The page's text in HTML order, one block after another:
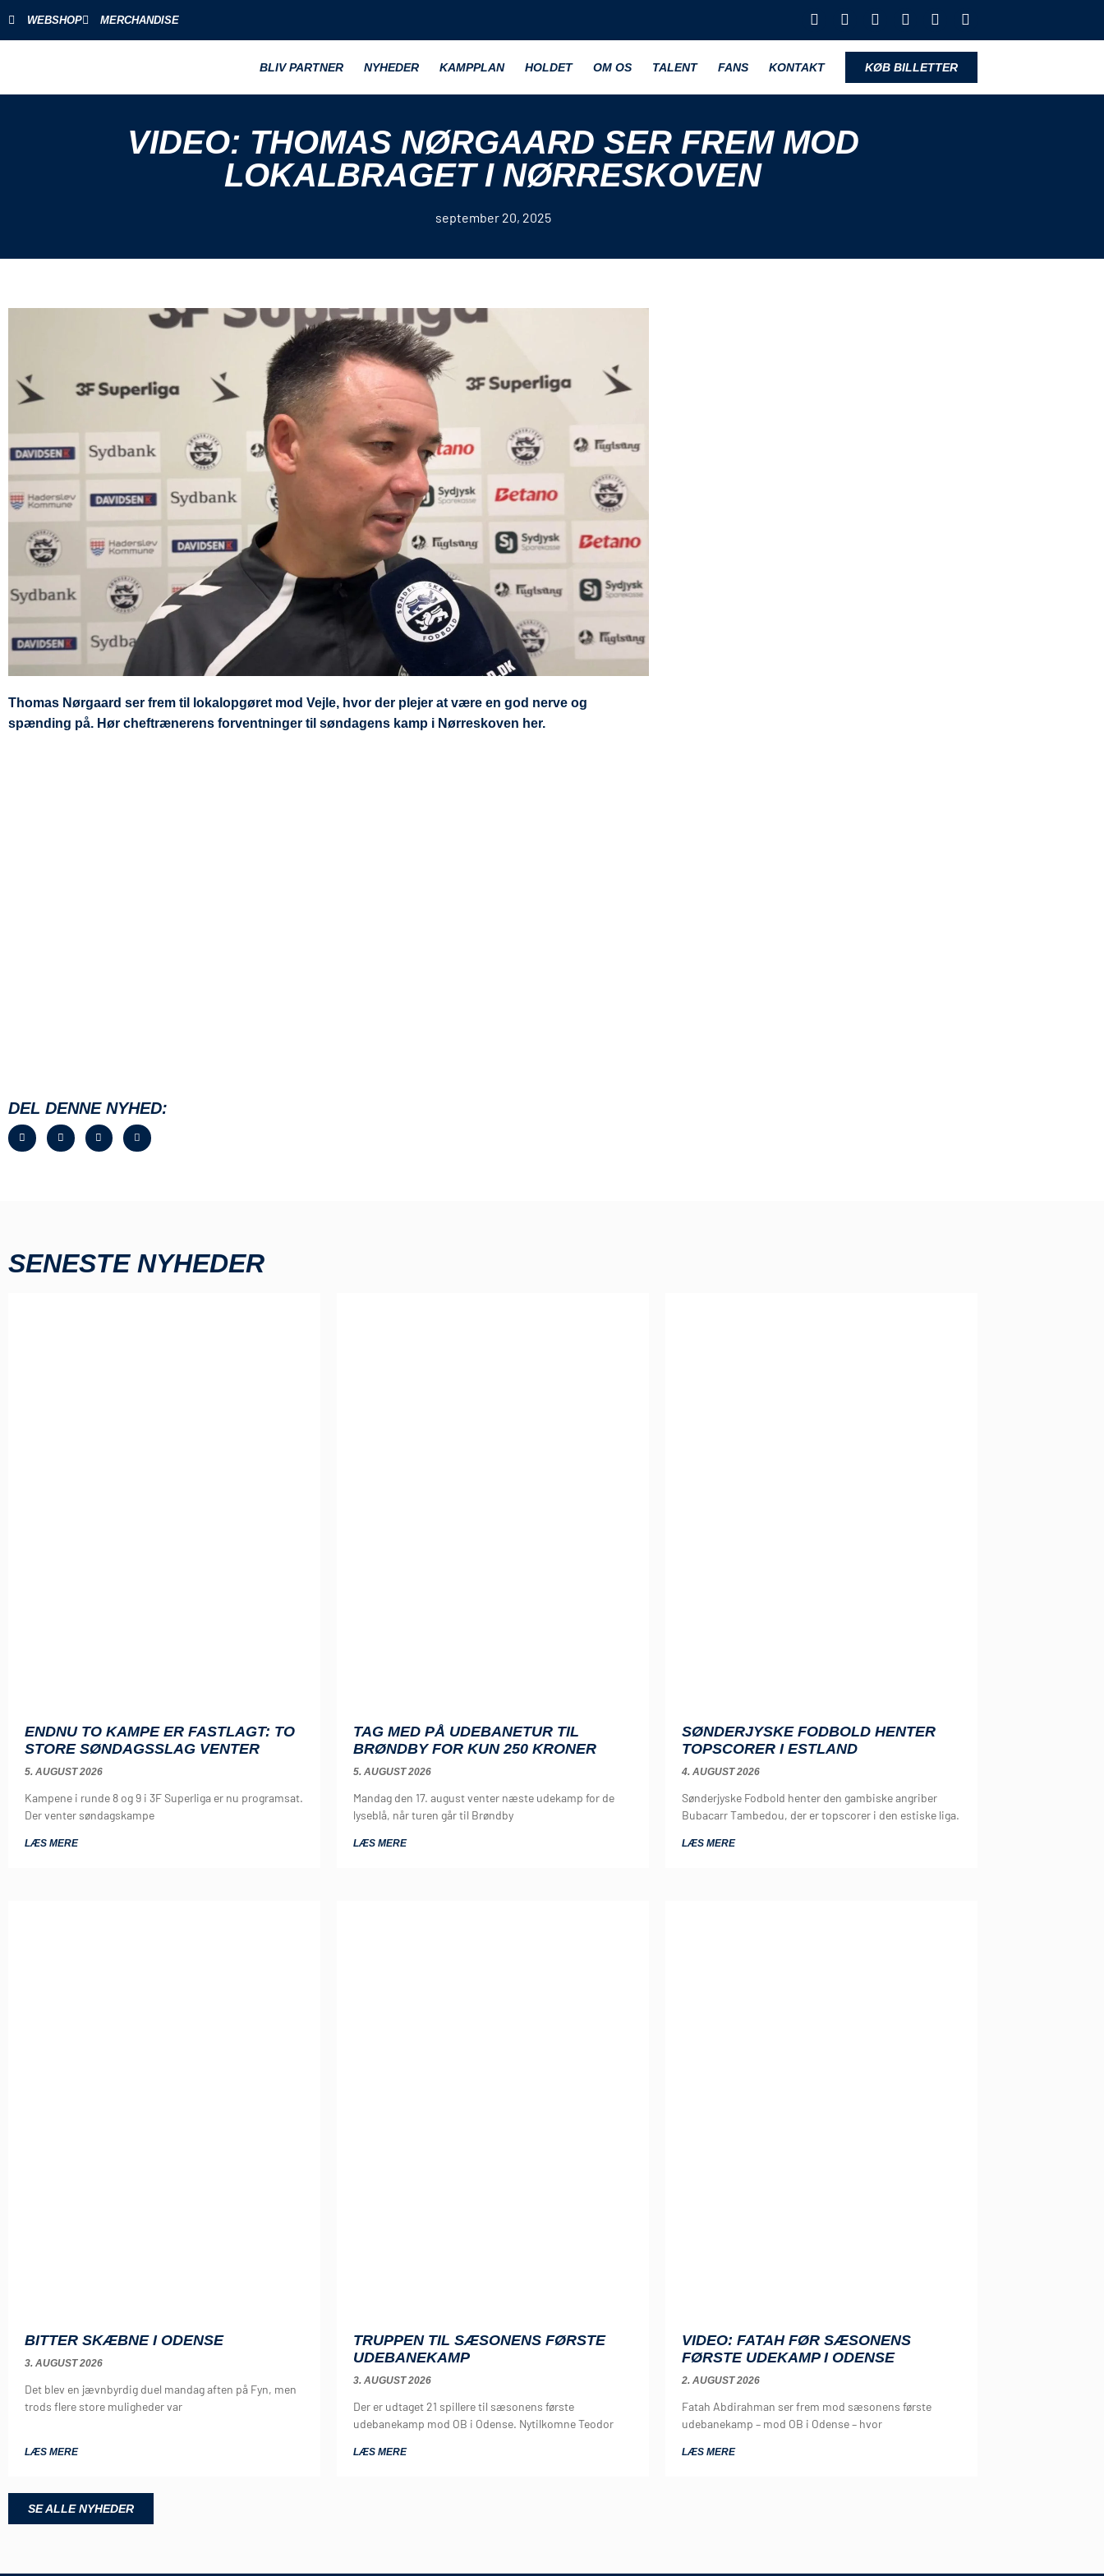
WEBSHOP MERCHANDISE
BLIV PARTNER NYHEDER KAMPPLAN HOLDET OM OS TALENT FANS KONTAKT KØB BILLETTER
VIDEO: THOMAS NØRGAARD SER FREM MOD
LOKALBRAGET I NØRRESKOVEN
september 20, 2025
Thomas Nørgaard ser frem til lokalopgøret mod Vejle, hvor der plejer at være en god nerve og
spænding på. Hør cheftrænerens forventninger til søndagens kamp i Nørreskoven her.
DEL DENNE NYHED:
SENESTE NYHEDER
ENDNU TO KAMPE ER FASTLAGT: TO
STORE SØNDAGSSLAG VENTER
5. AUGUST 2026
Kampene i runde 8 og 9 i 3F Superliga er nu programsat.
Der venter søndagskampe
LÆS MERE
TAG MED PÅ UDEBANETUR TIL
BRØNDBY FOR KUN 250 KRONER
5. AUGUST 2026
Mandag den 17. august venter næste udekamp for de
lyseblå, når turen går til Brøndby
LÆS MERE
SØNDERJYSKE FODBOLD HENTER
TOPSCORER I ESTLAND
4. AUGUST 2026
Sønderjyske Fodbold henter den gambiske angriber
Bubacarr Tambedou, der er topscorer i den estiske liga.
LÆS MERE
BITTER SKÆBNE I ODENSE
3. AUGUST 2026
Det blev en jævnbyrdig duel mandag aften på Fyn, men
trods flere store muligheder var
LÆS MERE
TRUPPEN TIL SÆSONENS FØRSTE
UDEBANEKAMP
3. AUGUST 2026
Der er udtaget 21 spillere til sæsonens første
udebanekamp mod OB i Odense. Nytilkomne Teodor
LÆS MERE
VIDEO: FATAH FØR SÆSONENS
FØRSTE UDEKAMP I ODENSE
2. AUGUST 2026
Fatah Abdirahman ser frem mod sæsonens første
udebanekamp – mod OB i Odense – hvor
LÆS MERE
SE ALLE NYHEDER